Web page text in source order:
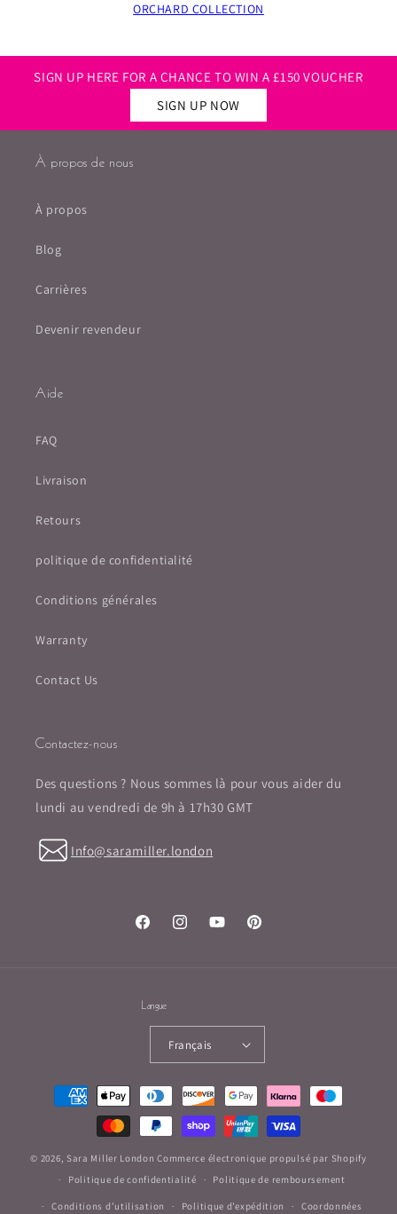
ORCHARD COLLECTION
SIGN UP HERE FOR A CHANCE TO WIN A £150 VOUCHER
SIGN UP NOW
À propos de nous
À propos
Blog
Carrières
Devenir revendeur
Aide
FAQ
Livraison
Retours
politique de confidentialité
Conditions générales
Warranty
Contact Us
Contactez-nous
Des questions ? Nous sommes là pour vous aider du
lundi au vendredi de 9h à 17h30 GMT
Info@saramiller.london
FacebookInstagramYouTubePinterest
Langue
Français
Moyens
© 2026, Sara Miller London Commerce électronique propulsé par Shopify
Politique de confidentialité
Politique de remboursement
Conditions d’utilisation Politique d’expédition Coordonnées